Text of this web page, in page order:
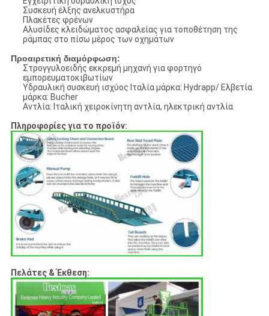
Συσκευή έλξης ανελκυστήρα
Πλακέτες φρένων
Αλυσίδες κλειδώματος ασφαλείας για τοποθέτηση της
ράμπας στο πίσω μέρος των οχημάτων
Προαιρετική διαμόρφωση:
Στρογγυλοειδής εκκρεμή μηχανή για φορτηγό
εμπορευματοκιβωτίων
Υδραυλική συσκευή ισχύος Ιταλία μάρκα: Hydrapp/ Ελβετία
μάρκα: Bucher
Αντλία: Ιταλική χειροκίνητη αντλία, ηλεκτρική αντλία
Πληροφορίες για το προϊόν:
Πελάτες & Έκθεση: